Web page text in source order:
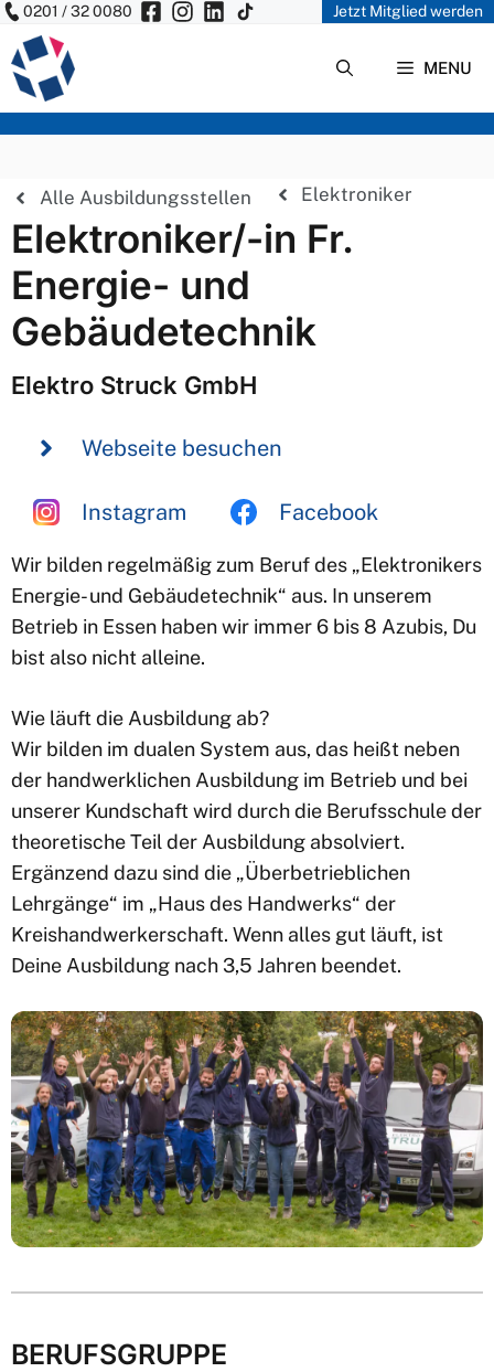
Zum
Inhalt
springen
0201 / 32 0080 Jetzt Mitglied werden
MENU
Alle Ausbildungsstellen Elektroniker
Elektroniker/-in Fr.
Energie- und
Gebäudetechnik
Elektro Struck GmbH
Webseite besuchen
Instagram Facebook
Wir bilden regelmäßig zum Beruf des „Elektronikers
Energie- und Gebäudetechnik“ aus. In unserem
Betrieb in Essen haben wir immer 6 bis 8 Azubis, Du
bist also nicht alleine.
Wie läuft die Ausbildung ab?
Wir bilden im dualen System aus, das heißt neben
der handwerklichen Ausbildung im Betrieb und bei
unserer Kundschaft wird durch die Berufsschule der
theoretische Teil der Ausbildung absolviert.
Ergänzend dazu sind die „Überbetrieblichen
Lehrgänge“ im „Haus des Handwerks“ der
Kreishandwerkerschaft. Wenn alles gut läuft, ist
Deine Ausbildung nach 3,5 Jahren beendet.
BERUFSGRUPPE